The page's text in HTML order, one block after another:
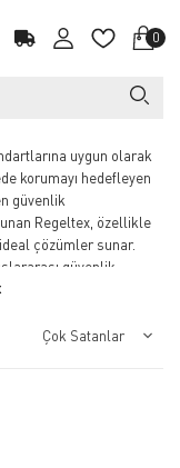
0
uygun olarak
korumayı hedefleyen
güvenlik
Regeltex, özellikle
çözümler sunar.
güvenlik
alanında güvenilir
de iş verimliliğini
işletmeler için
alanında dünya
İzole eldivenler,
ve yüksek voltaj